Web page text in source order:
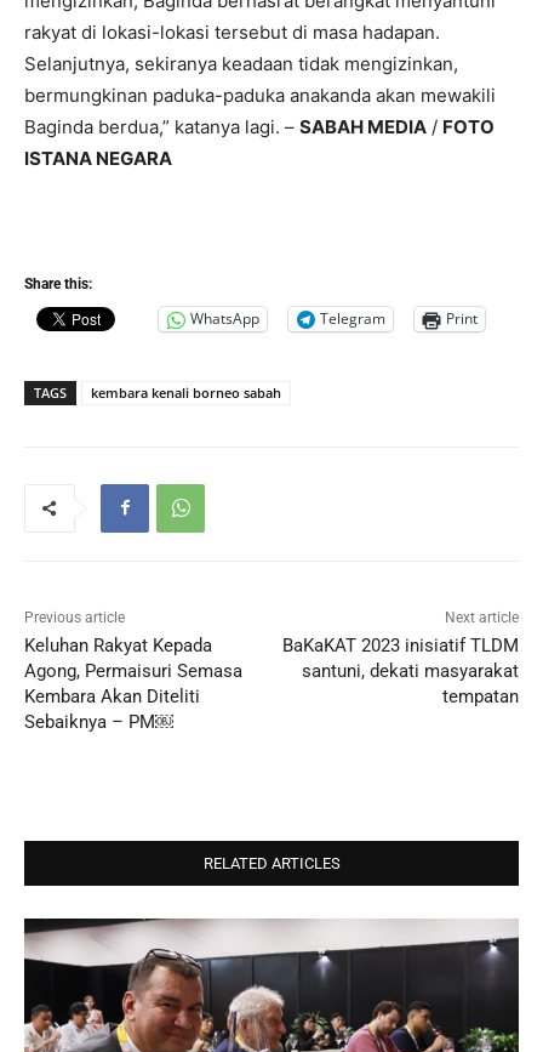
rakyat di lokasi-lokasi tersebut di masa hadapan.
Selanjutnya, sekiranya keadaan tidak mengizinkan,
bermungkinan paduka-paduka anakanda akan mewakili
Baginda berdua,” katanya lagi. – SABAH MEDIA / FOTO
ISTANA NEGARA
Share this:
WhatsApp Telegram Print
TAGS kembara kenali borneo sabah
Previous article
Keluhan Rakyat Kepada
Agong, Permaisuri Semasa
Kembara Akan Diteliti
Sebaiknya – PM￼
Next article
BaKaKAT 2023 inisiatif TLDM
santuni, dekati masyarakat
tempatan
RELATED ARTICLES